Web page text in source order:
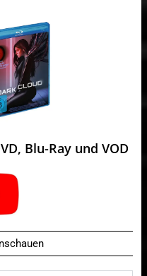
Blu-Ray und VOD